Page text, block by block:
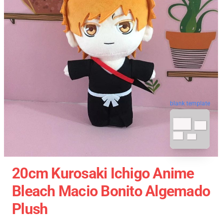
blank template
20cm Kurosaki Ichigo Anime
Bleach Macio Bonito Algemado
Plush